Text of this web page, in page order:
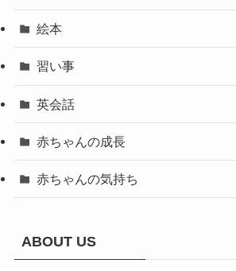
絵本
習い事
英会話
赤ちゃんの成長
赤ちゃんの気持ち
ABOUT US